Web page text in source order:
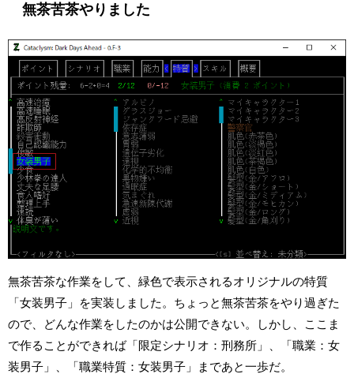
無茶苦茶やりました
無茶苦茶な作業をして、緑色で表示されるオリジナルの特質
「女装男子」を実装しました。ちょっと無茶苦茶をやり過ぎた
ので、どんな作業をしたのかは公開できない。しかし、ここま
で作ることができれば「限定シナリオ：刑務所」、「職業：女
装男子」、「職業特質：女装男子」まであと一歩だ。